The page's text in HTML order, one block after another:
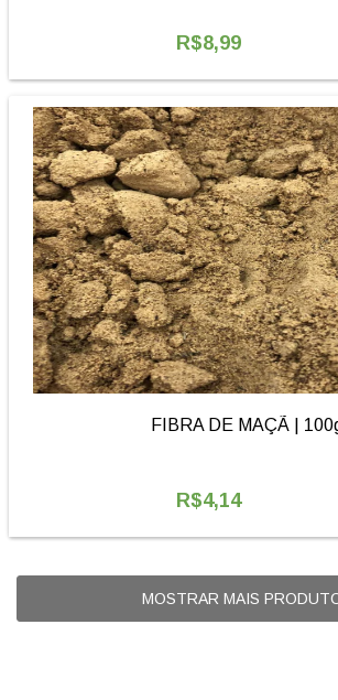
R$8,99
FIBRA DE MAÇÃ |
R$4,14
MOSTRAR MAIS